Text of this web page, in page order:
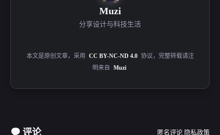
Muzi
分享设计与科技生活
本文是原创文章，采用 CC BY-NC-ND 4.0 协议，完整转载请注
明来自 Muzi
评论 匿名评论 隐私政策